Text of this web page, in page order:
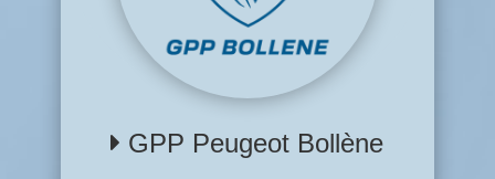
GPP Peugeot Bollène